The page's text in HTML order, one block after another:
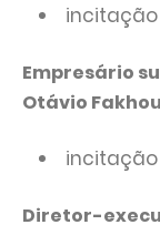
Empresário
Otávio
Diretor-